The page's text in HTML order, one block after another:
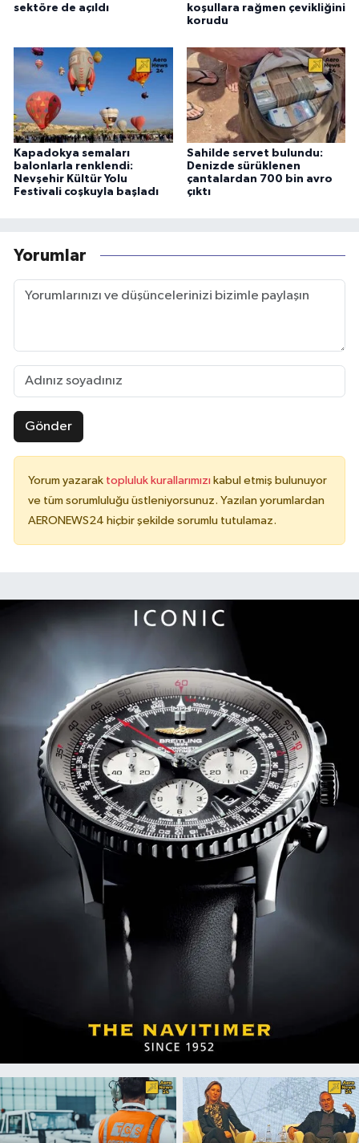
sektöre de açıldı
koşullara rağmen çevikliğini
korudu
Kapadokya semaları
balonlarla renklendi:
Nevşehir Kültür Yolu
Festivali coşkuyla başladı
Sahilde servet bulundu:
Denizde sürüklenen
çantalardan 700 bin avro
çıktı
Yorumlar
Gönder
Yorum yazarak topluluk kurallarımızı kabul etmiş bulunuyor
ve tüm sorumluluğu üstleniyorsunuz. Yazılan yorumlardan
AERONEWS24 hiçbir şekilde sorumlu tutulamaz.